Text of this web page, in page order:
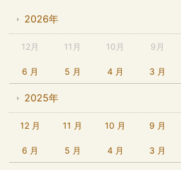
2026年
12月 11月 10月 9月
6 月 5 月 4 月 3 月
2025年
12 月 11 月 10 月 9 月
6 月 5 月 4 月 3 月